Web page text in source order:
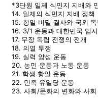
*3단원 일제 식민지 지배와
14. 일제의 식민지 지배 정책
15. 항일 비밀 결사와 국외
16. 3/1 운동과 대한민국 임
17. 무장 독립 전쟁의 전개
18. 의열 투쟁
19. 실력 양성 운동
20. 농민 운동과 노동 운동
21. 학생 항일 운동
22. 민족 유일당 운동
23. 사회/문화의 변화와 사회